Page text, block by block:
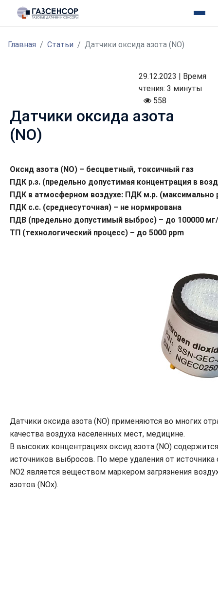
Главная Статьи Датчики оксида азота (NO)
29.12.2023 | Время
чтения: 3 минуты
558
Датчики оксида азота
(NO)
Оксид азота (NO) – бесцветный, токсичный газ
ПДК р.з. (предельно допустимая концентрация в
ПДК в атмосферном воздухе: ПДК м.р. (максимально
ПДК с.с. (среднесуточная) – не нормирована
ПДВ (предельно допустимый выброс) – до 100000
ТП (технологический процесс) – до 5000 ppm
Датчики оксида азота (NO) применяются во многих
качества воздуха населенных мест, медицине.
В высоких концентрациях оксид азота (NO)
источников выбросов. По мере удаления от источника
NO2 является веществом маркером загрязнения
азотов (NOx).